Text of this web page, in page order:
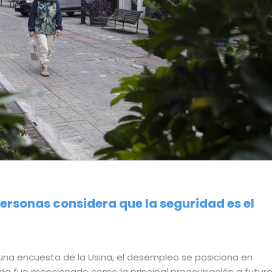
considera que la seguridad es el
encuesta de la Usina, el desempleo se posiciona en